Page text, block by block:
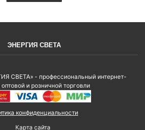
ЭНЕРГИЯ СВЕТА
СВЕТА» - профессиональный интернет-
и розничной торговли
конфиденциальности
Карта сайта